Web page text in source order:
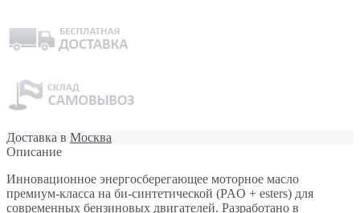
Доставка в Москва
Описание
Инновационное энергосберегающее моторное масло
премиум-класса на би-синтетической (PAO + esters) для
современных бензиновых двигателей. Разработано в